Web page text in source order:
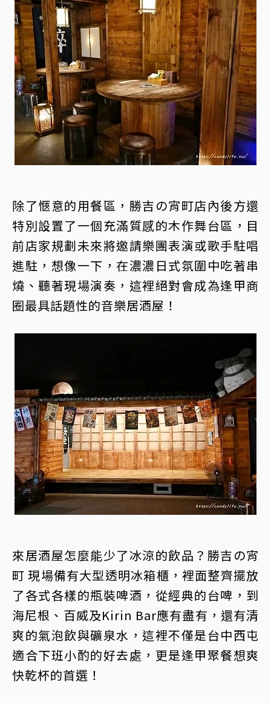
除了愜意的用餐區，勝吉の宵町店內後方還
特別設置了一個充滿質感的木作舞台區，目
前店家規劃未來將邀請樂團表演或歌手駐唱
進駐，想像一下，在濃濃日式氛圍中吃著串
燒、聽著現場演奏，這裡絕對會成為逢甲商
圈最具話題性的音樂居酒屋！
來居酒屋怎麼能少了冰涼的飲品？勝吉の宵
町 現場備有大型透明冰箱櫃，裡面整齊擺放
了各式各樣的瓶裝啤酒，從經典的台啤，到
海尼根、百威及Kirin Bar應有盡有，還有清
爽的氣泡飲與礦泉水，這裡不僅是台中西屯
適合下班小酌的好去處，更是逢甲聚餐想爽
快乾杯的首選！